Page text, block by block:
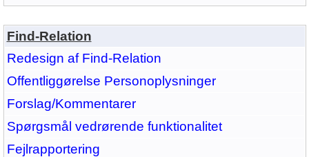
Find-Relation
Redesign af Find-Relation
Offentliggørelse Personoplysninger
Forslag/Kommentarer
Spørgsmål vedrørende funktionalitet
Fejlrapportering